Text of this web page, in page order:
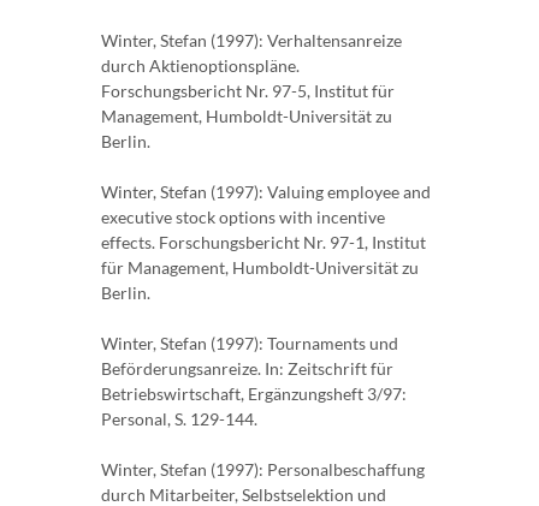
Winter, Stefan (1997): Verhaltensanreize
durch Aktienoptionspläne.
Forschungsbericht Nr. 97-5, Institut für
Management, Humboldt-Universität zu
Berlin.
Winter, Stefan (1997): Valuing employee and
executive stock options with incentive
effects. Forschungsbericht Nr. 97-1, Institut
für Management, Humboldt-Universität zu
Berlin.
Winter, Stefan (1997): Tournaments und
Beförderungsanreize. In: Zeitschrift für
Betriebswirtschaft, Ergänzungsheft 3/97:
Personal, S. 129-144.
Winter, Stefan (1997): Personalbeschaffung
durch Mitarbeiter, Selbstselektion und